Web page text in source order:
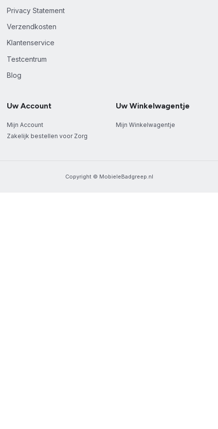
Privacy Statement
Verzendkosten
Klantenservice
Testcentrum
Blog
Uw Account
Mijn Account
Zakelijk bestellen voor Zorg
Uw Winkelwagentje
Mijn Winkelwagentje
Copyright © MobieleBadgreep.nl